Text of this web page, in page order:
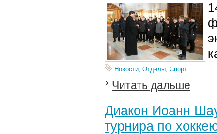
Новости, Отделы, Спорт
Читать дальше
Диакон Иоанн
турнира по